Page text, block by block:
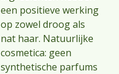
een positieve werking
op zowel droog als
nat haar. Natuurlijke
cosmetica: geen
synthetische parfums